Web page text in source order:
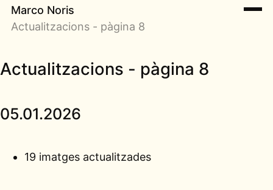
Marco Noris
Actualitzacions - pàgina 8
Actualitzacions - pàgina 8
05.01.2026
19 imatges actualitzades